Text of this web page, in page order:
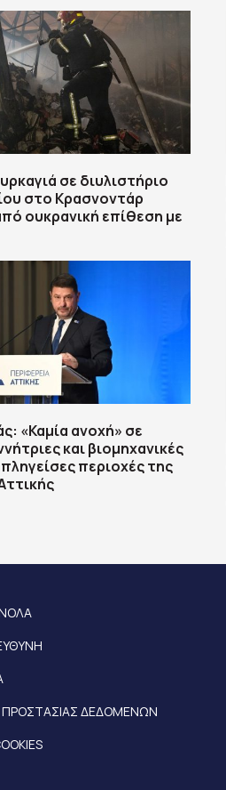
σε διυλιστήριο
στο Κρασνοντάρ
ουκρανική επίθεση με
«Καμία ανοχή» σε
και βιομηχανικές
περιοχές της
ΔΕΔΟΜΕΝΩΝ